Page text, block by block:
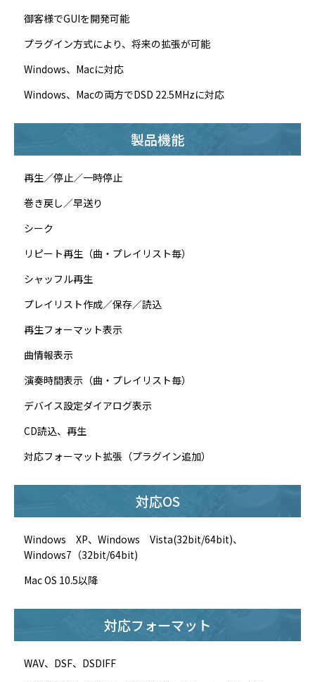
御客様でGUIを開発可能
プラグイン方式により、将来の拡張が可能
Windows、Macに対応
Windows、Macの両方でDSD 22.5MHzに対応
製品機能
再生／停止／一時停止
巻き戻し／早送り
シーク
リピート再生（曲・プレイリスト毎）
シャッフル再生
プレイリスト作成／保存／読込
再生フォーマット表示
曲情報表示
演奏時間表示（曲・プレイリスト毎）
デバイス設定ダイアログ表示
CD読込、再生
対応フォーマット拡張（プラグイン追加）
対応OS
Windows XP、Windows Vista(32bit/64bit)、
Windows7（32bit/64bit)
Mac OS 10.5以降
対応フォーマット
WAV、DSF、DSDIFF